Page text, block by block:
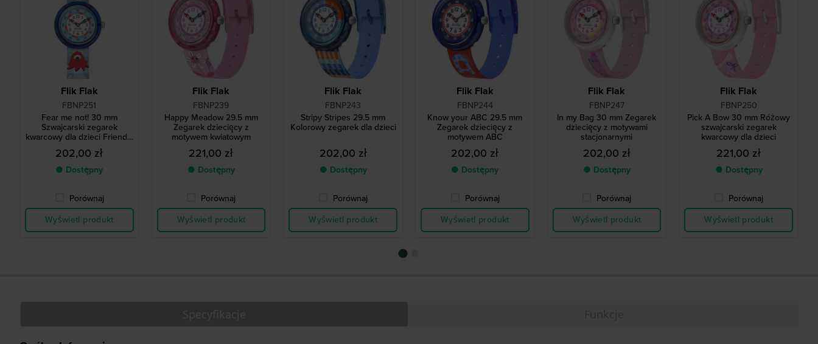
Flik Flak
FBNP251
Fear me not! 30 mm
Szwajcarski zegarek
kwarcowy dla dzieci Friendly
Monsters
202,00 zł
● Dostępny
Porównaj
Wyświetl produkt
Flik Flak
FBNP239
Happy Meadow 29.5 mm
Zegarek dziecięcy z
motywem kwiatowym
221,00 zł
● Dostępny
Porównaj
Wyświetl produkt
Flik Flak
FBNP243
Stripy Stripes 29.5 mm
Kolorowy zegarek dla dzieci
202,00 zł
● Dostępny
Porównaj
Wyświetl produkt
Flik Flak
FBNP244
Know your ABC 29.5 mm
Zegarek dziecięcy z
motywem ABC
202,00 zł
● Dostępny
Porównaj
Wyświetl produkt
Flik Flak
FBNP247
In my Bag 30 mm Zegarek
dziecięcy z motywami
stacjonarnymi
202,00 zł
● Dostępny
Porównaj
Wyświetl produkt
Flik Flak
FBNP250
Pick A Bow 30 mm Różowy
szwajcarski zegarek
kwarcowy dla dzieci
221,00 zł
● Dostępny
Porównaj
Wyświetl produkt